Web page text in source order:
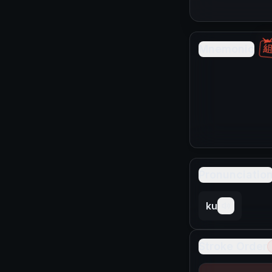
Mnemonic 組
ku
Stroke Order